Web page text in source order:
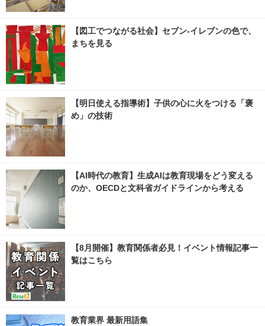
【図工でつながる社会】セブン‐イレブンの色で、
まちを見る
【明日使える指導術】子供の心に火をつける「褒
め」の技術
【AI時代の教育】生成AIは教育現場をどう変える
のか、OECDと文科省ガイドラインから考える
【8月開催】教育関係者必見！イベント情報記事一
覧はこちら
教育業界 最新用語集